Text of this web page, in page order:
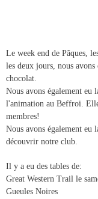
Le week end de Pâques,
les deux jours, nous
chocolat.
Nous avons également eu
l'animation au Beffroi.
membres!
Nous avons également
découvrir notre club.
Il y a eu des tables de:
Great Western Trail le
Gueules Noires